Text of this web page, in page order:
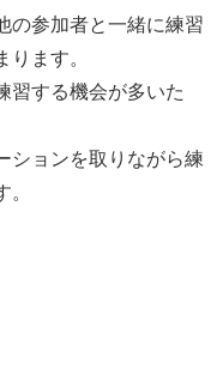
の参加者と一緒に練習
ます。
習する機会が多いた
ションを取りながら練